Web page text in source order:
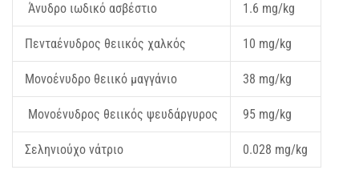
Άνυδρο ιωδικό ασβέστιο 1.6 mg/kg
Πενταένυδρος θειικός χαλκός 10 mg/kg
Μονοένυδρο θειικό μαγγάνιο 38 mg/kg
Μονοένυδρος θειικός ψευδάργυρος 95 mg/kg
Σεληνιούχο νάτριο 0.028 mg/kg